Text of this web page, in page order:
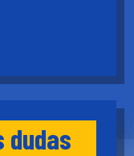
dudas